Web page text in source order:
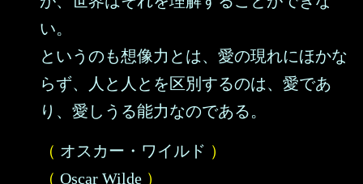
い。
というのも想像力とは、愛の現れにほかな
らず、人と人とを区別するのは、愛であ
り、愛しうる能力なのである。
（ オスカー・ワイルド ）
（ Oscar Wilde ）